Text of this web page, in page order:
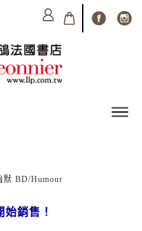
默 BD/Humour
銷售！